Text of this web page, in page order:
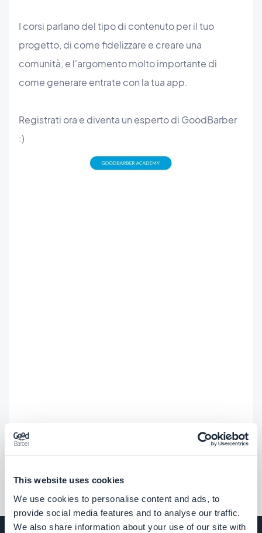
This website uses cookies
We use cookies to personalise content and ads, to
provide social media features and to analyse our traffic.
We also share information about your use of our site with
I corsi parlano del tipo di contenuto per il tuo
progetto, di come fidelizzare e creare una
comunità, e l'argomento molto importante di
come generare entrate con la tua app.
Registrati ora e diventa un esperto di GoodBarber
:)